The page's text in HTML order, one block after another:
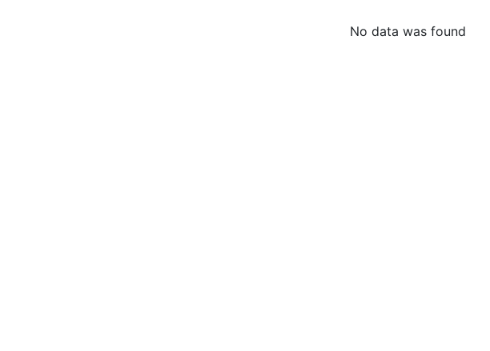
No data was found